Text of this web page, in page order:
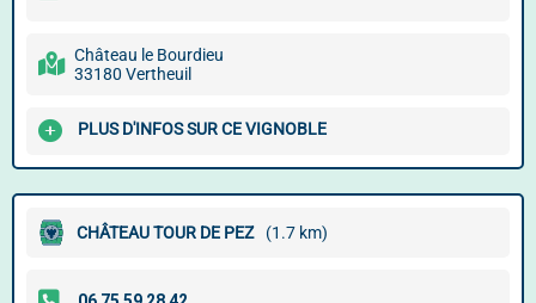
Château le Bourdieu
33180 Vertheuil
PLUS D'INFOS SUR CE VIGNOBLE
CHÂTEAU TOUR DE PEZ (1.7 km)